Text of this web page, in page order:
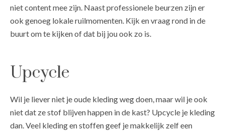
niet content mee zijn. Naast professionele beurzen zijn er
ook genoeg lokale ruilmomenten. Kijk en vraag rond in de
buurt om te kijken of dat bij jou ook zo is.
Upcycle
Wil je liever niet je oude kleding weg doen, maar wil je ook
niet dat ze stof blijven happen in de kast? Upcycle je kleding
dan. Veel kleding en stoffen geef je makkelijk zelf een